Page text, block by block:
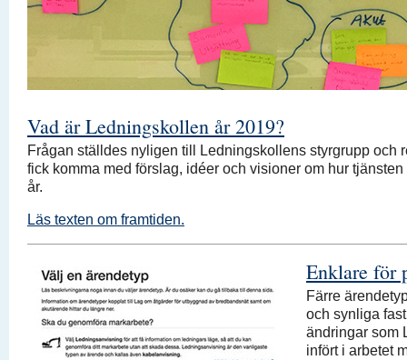
Vad är Ledningskollen år 2019?
Frågan ställdes nyligen till Ledningskollens styrgrupp och
fick komma med förslag, idéer och visioner om hur
år.
Läs texten om framtiden.
Enklare för
Färre
och synliga
ändringar som
infört i arbetet